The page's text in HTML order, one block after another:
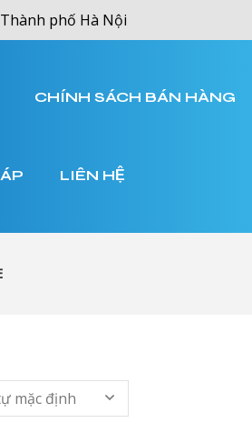
phố Hà Nội
CHÍNH SÁCH BÁN HÀNG
LIÊN HỆ
mặc định